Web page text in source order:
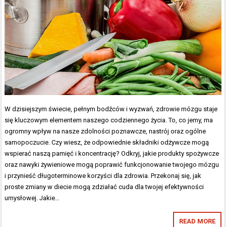
W dzisiejszym świecie, pełnym bodźców i wyzwań, zdrowie mózgu staje
się kluczowym elementem naszego codziennego życia. To, co jemy, ma
ogromny wpływ na nasze zdolności poznawcze, nastrój oraz ogólne
samopoczucie. Czy wiesz, że odpowiednie składniki odżywcze mogą
wspierać naszą pamięć i koncentrację? Odkryj, jakie produkty spożywcze
oraz nawyki żywieniowe mogą poprawić funkcjonowanie twojego mózgu
i przynieść długoterminowe korzyści dla zdrowia. Przekonaj się, jak
proste zmiany w diecie mogą zdziałać cuda dla twojej efektywności
umysłowej. Jakie…
READ MORE